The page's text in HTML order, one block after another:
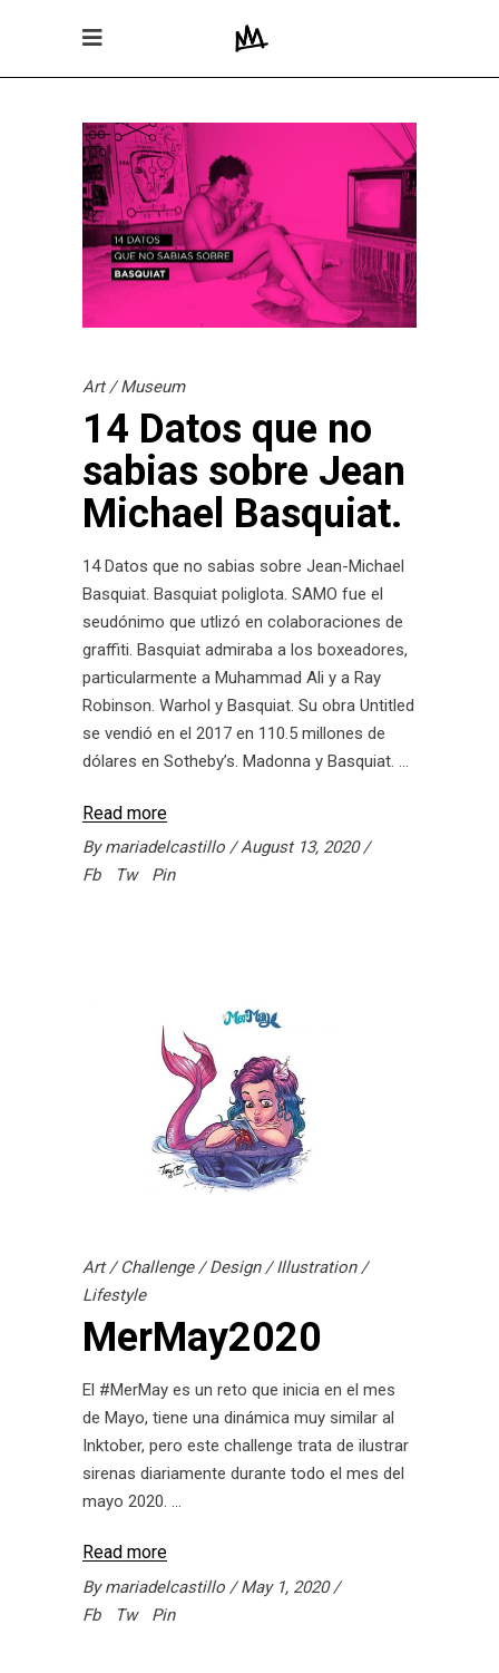
Art/Museum
14 Datos que no
sabias sobre Jean
Michael Basquiat.
14 Datos que no sabias sobre Jean-Michael
Basquiat. Basquiat poliglota. SAMO fue el
seudónimo que utlizó en colaboraciones de
graffiti. Basquiat admiraba a los boxeadores,
particularmente a Muhammad Ali y a Ray
Robinson. Warhol y Basquiat. Su obra Untitled
se vendió en el 2017 en 110.5 millones de
dólares en Sotheby’s. Madonna y Basquiat.
Read more
Bymariadelcastillo
August 13, 2020
Fb
Tw Pin
Art/Challenge/Design/Illustration/
Lifestyle
MerMay2020
El #MerMay es un reto que inicia en el mes
de Mayo, tiene una dinámica muy similar al
Inktober, pero este challenge trata de ilustrar
sirenas diariamente durante todo el mes del
mayo 2020.
Read more
Bymariadelcastillo
May 1, 2020
Fb
Tw Pin